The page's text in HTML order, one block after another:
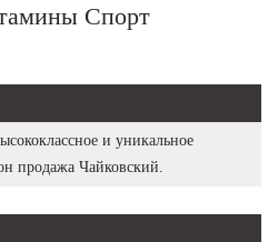
Спорт
и уникальное
продажа Чайковский.